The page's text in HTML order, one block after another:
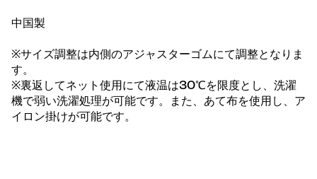
中国製
※サイズ調整は内側のアジャスターゴムにて調整となりま
す。
※裏返してネット使用にて液温は30℃を限度とし、洗濯
機で弱い洗濯処理が可能です。また、あて布を使用し、ア
イロン掛けが可能です。